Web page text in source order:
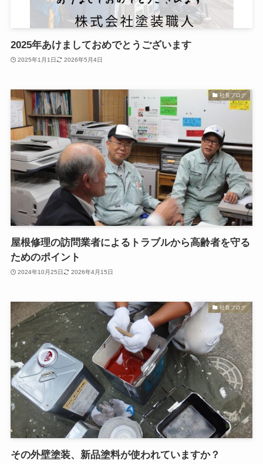
2025年あけましておめでとうございます
2025年1月1日 2026年5月4日
社長ブログ
屋根修理の訪問業者によるトラブルから高齢者を守る
ためのポイント
2024年10月25日 2026年4月15日
社長ブログ
その外壁塗装、新品塗料が使われていますか？